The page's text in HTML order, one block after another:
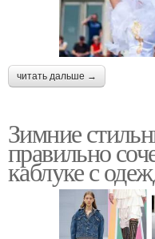
читать дальше →
Зимние
правильно
каблуке с